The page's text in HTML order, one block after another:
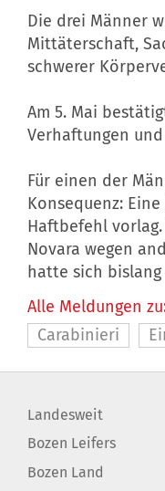
Die drei Männer
Mittäterschaft,
schwerer
Am 5. Mai
Verhaftungen
Für einen der
Konsequenz:
Haftbefehl
Novara wegen
hatte sich
Alle Meldungen
Carabinieri
Landesweit
Bozen Leifers
Bozen Land